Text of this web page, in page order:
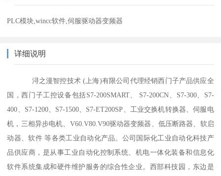
PLC模块,wincc软件,伺服驱动器变频器
详细说明
浔之漫智控技术 (上海)有限公司代理经销西门子产品供应全
国，西门子工控设备包括S7-200SMART、 S7-200CN、S7-300、S7-
400、S7-1200、S7-1500、S7-ET200SP、工业交换机转换器、伺服电
机，三相异步电机、V60.V80.V90驱动器变频器、低压断路器、软启
动器、软件 等各类工业自动化产品。公司国际化工业自动化科技产
品供应商，是从事工业自动化控制系统、机电一体化装备和信息化
软件系统集成和硬件维护服务的综合性企业。西部科技园，东边是